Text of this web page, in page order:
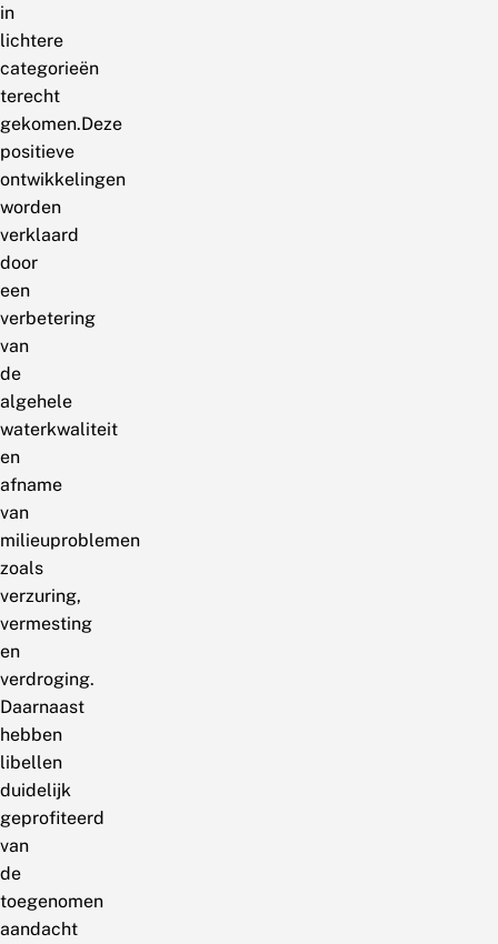
in
lichtere
categorieën
terecht
gekomen.Deze
positieve
ontwikkelingen
worden
verklaard
door
een
verbetering
van
de
algehele
waterkwaliteit
en
afname
van
milieuproblemen
zoals
verzuring,
vermesting
en
verdroging.
Daarnaast
hebben
libellen
duidelijk
geprofiteerd
van
de
toegenomen
aandacht